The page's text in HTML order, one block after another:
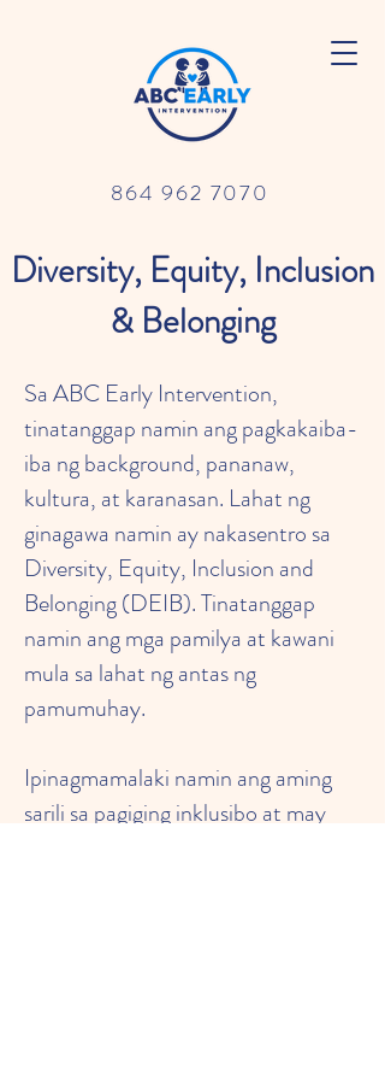
864 962 7070
Diversity, Equity, Inclusion
& Belonging
Sa ABC Early Intervention,
tinatanggap namin ang pagkakaiba-
iba ng background, pananaw,
kultura, at karanasan. Lahat ng
ginagawa namin ay nakasentro sa
Diversity, Equity, Inclusion and
Belonging (DEIB). Tinatanggap
namin ang mga pamilya at kawani
mula sa lahat ng antas ng
pamumuhay.
Ipinagmamalaki namin ang aming
sarili sa pagiging inklusibo at may